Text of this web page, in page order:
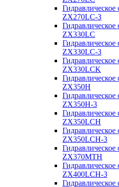
Гидравлическое
ZX270LC-3
Гидравлическое
ZX330LC
Гидравлическое
ZX330LC-3
Гидравлическое
ZX330LCK
Гидравлическое
ZX350H
Гидравлическое
ZX350H-3
Гидравлическое
ZX350LCH
Гидравлическое
ZX350LCH-3
Гидравлическое
ZX370MTH
Гидравлическое
ZX400LCH-3
Гидравлическое